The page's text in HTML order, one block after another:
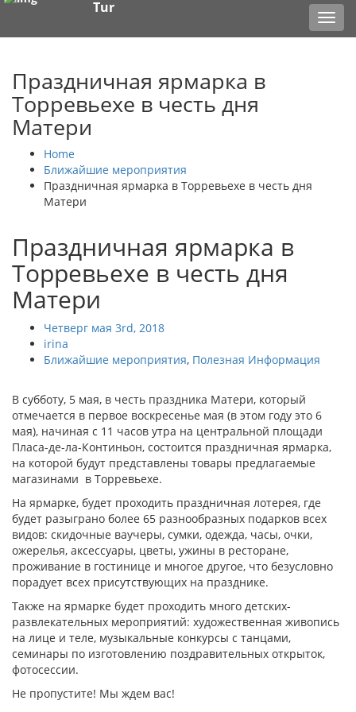
Tur
Праздничная ярмарка в
Торревьехе в честь дня
Матери
Home
Ближайшие мероприятия
Праздничная ярмарка в Торревьехе в честь дня
Матери
Праздничная ярмарка в
Торревьехе в честь дня
Матери
Четверг мая 3rd, 2018
irina
Ближайшие мероприятия, Полезная Информация
В субботу, 5 мая, в честь праздника Матери, который
отмечается в первое воскресенье мая (в этом году это 6
мая), начиная с 11 часов утра на центральной площади
Пласа-де-ла-Континьон, состоится праздничная ярмарка,
на которой будут представлены товары предлагаемые
магазинами в Торревьехе.
На ярмарке, будет проходить праздничная лотерея, где
будет разыграно более 65 разнообразных подарков всех
видов: скидочные ваучеры, сумки, одежда, часы, очки,
ожерелья, аксессуары, цветы, ужины в ресторане,
проживание в гостинице и многое другое, что безусловно
порадует всех присутствующих на празднике.
Также на ярмарке будет проходить много детских-
развлекательных мероприятий: художественная живопись
на лице и теле, музыкальные конкурсы с танцами,
семинары по изготовлению поздравительных открыток,
фотосессии.
Не пропустите! Мы ждем вас!